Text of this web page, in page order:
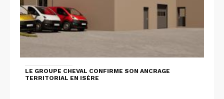
LE GROUPE CHEVAL CONFIRME SON ANCRAGE
TERRITORIAL EN ISÈRE